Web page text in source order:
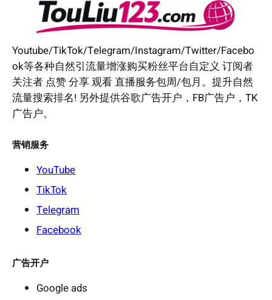
Youtube/TikTok/Telegram/Instagram/Twitter/Facebo
ok等各种自然引流量增涨购买粉丝平台自定义 订阅者
关注者 点赞 分享 观看 直播服务包周/包月。提升自然
流量搜索排名! 另外提供谷歌广告开户，FB广告户，TK
广告户。
营销服务
YouTube
TikTok
Telegram
Facebook
广告开户
Google ads